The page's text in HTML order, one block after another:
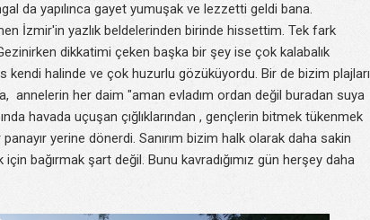
da yapılınca gayet yumuşak ve lezzetti geldi bana.
İzmir'in yazlık beldelerinden birinde hissettim. Tek fark
dikkatimi çeken başka bir şey ise çok kalabalık
kendi halinde ve çok huzurlu gözüküyordu. Bir de bizim plajları
annelerin her daim "aman evladım ordan değil buradan suya
havada uçuşan çığlıklarından , gençlerin bitmek tükenmek
yerine dönerdi. Sanırım bizim halk olarak daha sakin
bağırmak şart değil. Bunu kavradığımız gün herşey daha